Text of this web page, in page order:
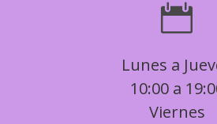

Lunes a
10:00 a
Viernes